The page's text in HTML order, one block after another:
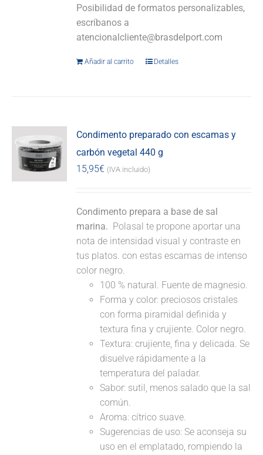
Posibilidad de formatos personalizables,
escríbanos a
atencionalcliente@brasdelport.com
Añadir al carrito Detalles
Condimento preparado con escamas y
carbón vegetal 440 g
15,95€ (IVA incluido)
Condimento prepara a base de sal
marina. Polasal te propone aportar una
nota de intensidad visual y contraste en
tus platos. con estas escamas de intenso
color negro.
100 % natural. Fuente de magnesio.
Forma y color: preciosos cristales
con forma piramidal definida y
textura fina y crujiente. Color negro.
Textura: crujiente, fina y delicada. Se
disuelve rápidamente a la
temperatura del paladar.
Sabor: sutil, menos salado que la sal
común.
Aroma: cítrico suave.
Sugerencias de uso: Se aconseja su
uso en el emplatado, rompiendo la